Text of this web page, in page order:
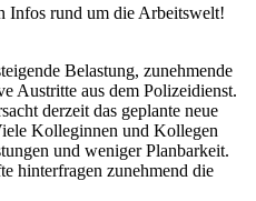
Infos rund um die Arbeitswelt!
Belastung, zunehmende
Austritte aus dem Polizeidienst.
derzeit das geplante neue
Kolleginnen und Kollegen
und weniger Planbarkeit.
hinterfragen zunehmend die